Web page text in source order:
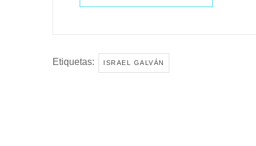
Etiquetas: ISRAEL GALVÁN